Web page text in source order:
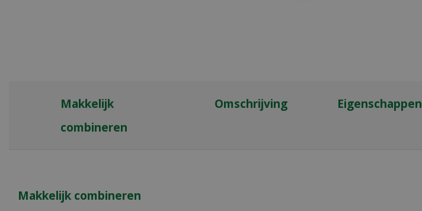
Makkelijk
combineren
Omschrijving Eigenschappen
Makkelijk combineren